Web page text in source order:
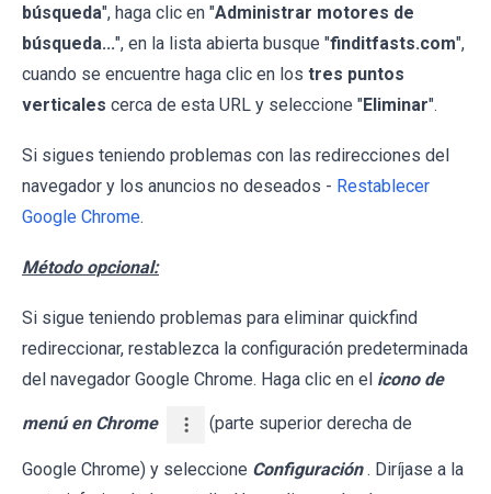
búsqueda", haga clic en "Administrar motores de
búsqueda...", en la lista abierta busque "finditfasts.com",
cuando se encuentre haga clic en los tres puntos
verticales cerca de esta URL y seleccione "Eliminar".
Si sigues teniendo problemas con las redirecciones del
navegador y los anuncios no deseados - Restablecer
Google Chrome.
Método opcional:
Si sigue teniendo problemas para eliminar quickfind
redireccionar, restablezca la configuración predeterminada
del navegador Google Chrome. Haga clic en el icono de
menú en Chrome (parte superior derecha de
Google Chrome) y seleccione Configuración . Diríjase a la